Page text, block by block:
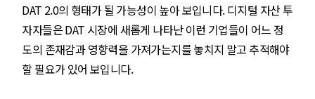
DAT 2.0의 형태가 될 가능성이 높아 보입니다. 디지털 자산 투
자자들은 DAT 시장에 새롭게 나타난 이런 기업들이 어느 정
도의 존재감과 영향력을 가져가는지를 놓치지 말고 추적해야
할 필요가 있어 보입니다.